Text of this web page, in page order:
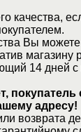
качества,
Вы
магазину
14 дней
адресу!
возврата